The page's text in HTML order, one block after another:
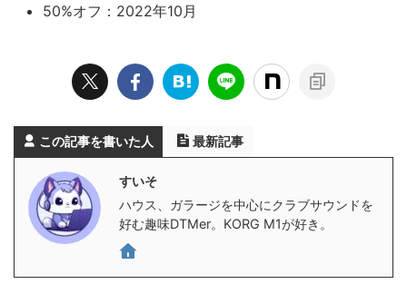
50%オフ：2022年10月
この記事を書いた人 最新記事
すいそ
ハウス、ガラージを中心にクラブサウンドを
好む趣味DTMer。KORG M1が好き。